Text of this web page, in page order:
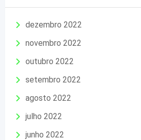
dezembro 2022
novembro 2022
outubro 2022
setembro 2022
agosto 2022
julho 2022
junho 2022